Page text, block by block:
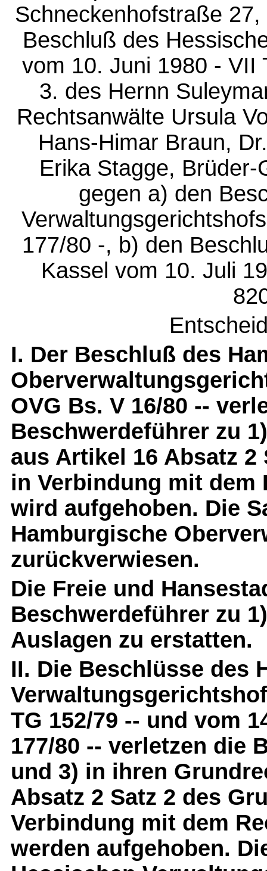
Schneckenhofstraße
Beschluß des
vom 10. Juni 1980 - VII
3. des Hernn
Rechtsanwälte Ursula
Hans-Himar Braun,
Erika Stagge,
gegen a) den
177/80 -, b) den
Kassel vom 10. Juli
I. Der Beschluß des
OVG Bs. V 16/80 --
Beschwerdeführer zu
aus Artikel 16 Absatz 2
in Verbindung mit dem
wird aufgehoben. Die
Hamburgische
zurückverwiesen.
Die Freie und
Beschwerdeführer zu
Auslagen zu erstatten.
II. Die Beschlüsse des
TG 152/79 -- und vom
177/80 -- verletzen die
und 3) in ihren
Absatz 2 Satz 2 des
Verbindung mit dem
werden aufgehoben.